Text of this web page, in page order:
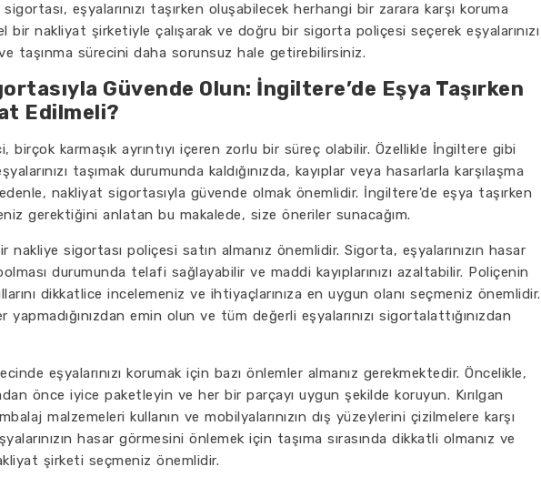
eşyalarınızı taşırken oluşabilecek herhangi bir zarara karşı koruma
bir nakliyat şirketiyle çalışarak ve doğru bir sigorta poliçesi seçerek eşyalarınızı
taşınma sürecini daha sorunsuz hale getirebilirsiniz.
Güvende Olun: İngiltere’de Eşya Taşırken
Edilmeli?
birçok karmaşık ayrıntıyı içeren zorlu bir süreç olabilir. Özellikle İngiltere gibi
taşımak durumunda kaldığınızda, kayıplar veya hasarlarla karşılaşma
nakliyat sigortasıyla güvende olmak önemlidir. İngiltere'de eşya taşırken
gerektiğini anlatan bu makalede, size öneriler sunacağım.
nakliye sigortası poliçesi satın almanız önemlidir. Sigorta, eşyalarınızın hasar
durumunda telafi sağlayabilir ve maddi kayıplarınızı azaltabilir. Poliçenin
dikkatlice incelemeniz ve ihtiyaçlarınıza en uygun olanı seçmeniz önemlidir.
yapmadığınızdan emin olun ve tüm değerli eşyalarınızı sigortalattığınızdan
eşyalarınızı korumak için bazı önlemler almanız gerekmektedir. Öncelikle,
önce iyice paketleyin ve her bir parçayı uygun şekilde koruyun. Kırılgan
malzemeleri kullanın ve mobilyalarınızın dış yüzeylerini çizilmelere karşı
hasar görmesini önlemek için taşıma sırasında dikkatli olmanız ve
şirketi seçmeniz önemlidir.